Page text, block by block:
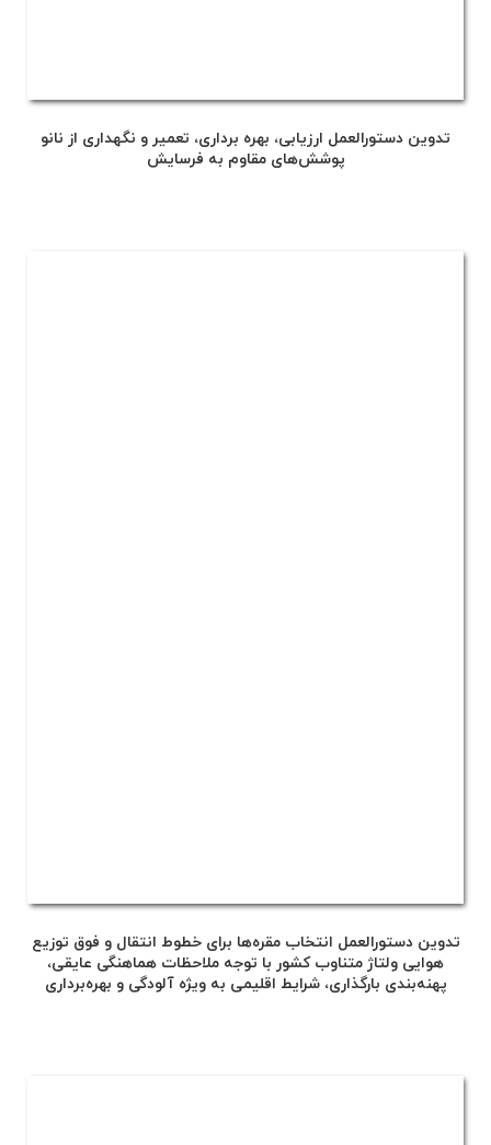
تدوین دستورالعمل ارزیابی، بهره برداری، تعمیر و نگهداری از نانو
پوشش‌های مقاوم به فرسایش
تدوین دستورالعمل انتخاب مقره‌ها برای خطوط انتقال و فوق توزیع
هوایی ولتاژ متناوب کشور با توجه ملاحظات هماهنگی عایقی،
پهنه‌بندی بارگذاری، شرایط اقلیمی به ویژه آلودگی و بهره‌برداری